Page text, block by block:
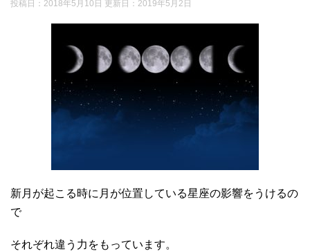
投稿日：2018年5月10日 更新日： 2019年5月2日
新月が起こる時に月が位置している星座の影響をうけるの
で
それぞれ違う力をもっています。